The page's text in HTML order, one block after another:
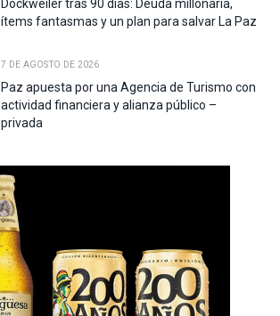
Dockweiler tras 90 días: Deuda millonaria,
ítems fantasmas y un plan para salvar La Paz
7 DE AGOSTO DE 2026
Paz apuesta por una Agencia de Turismo con
actividad financiera y alianza público –
privada